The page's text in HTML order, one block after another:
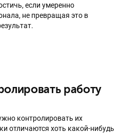
если умеренно
не превращая это в
работу
контролировать их
отличаются хоть какой-нибудь